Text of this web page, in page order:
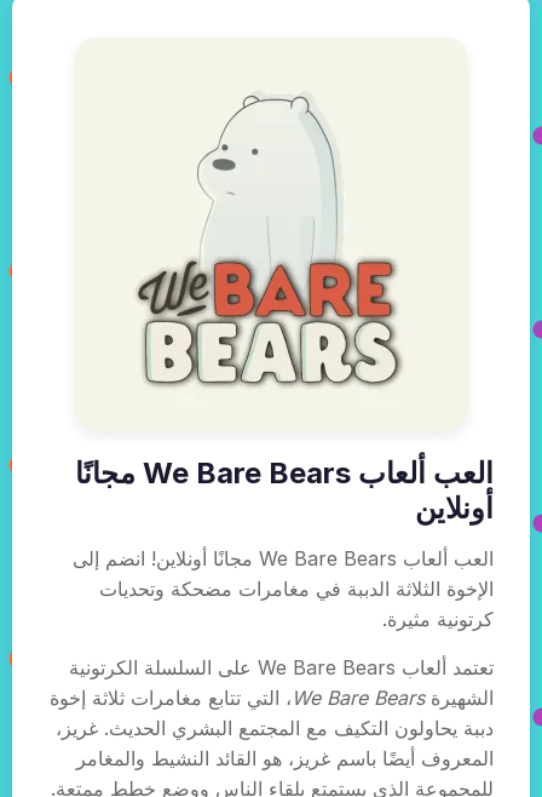
العب ألعاب We Bare Bears مجانًا
أونلاين
العب ألعاب We Bare Bears مجانًا أونلاين! انضم إلى
الإخوة الثلاثة الدببة في مغامرات مضحكة وتحديات
كرتونية مثيرة.
تعتمد ألعاب We Bare Bears على السلسلة الكرتونية
الشهيرةWe Bare Bears ، التي تتابع مغامرات ثلاثة إخوة
دببة يحاولون التكيف مع المجتمع البشري الحديث. غريز،
المعروف أيضًا باسم غريز، هو القائد النشيط والمغامر
للمجموعة الذي يستمتع بلقاء الناس ووضع خطط ممتعة.